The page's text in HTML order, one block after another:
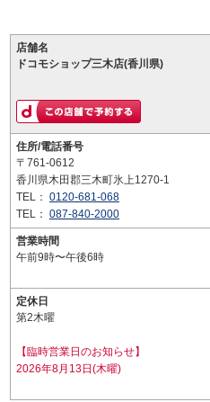
店舗名
ドコモショップ三木店(香川県)
住所/電話番号
〒761-0612
香川県木田郡三木町氷上1270-1
TEL： 0120-681-068
TEL： 087-840-2000
営業時間
午前9時〜午後6時
定休日
第2木曜
【臨時営業日のお知らせ】
2026年8月13日(木曜)